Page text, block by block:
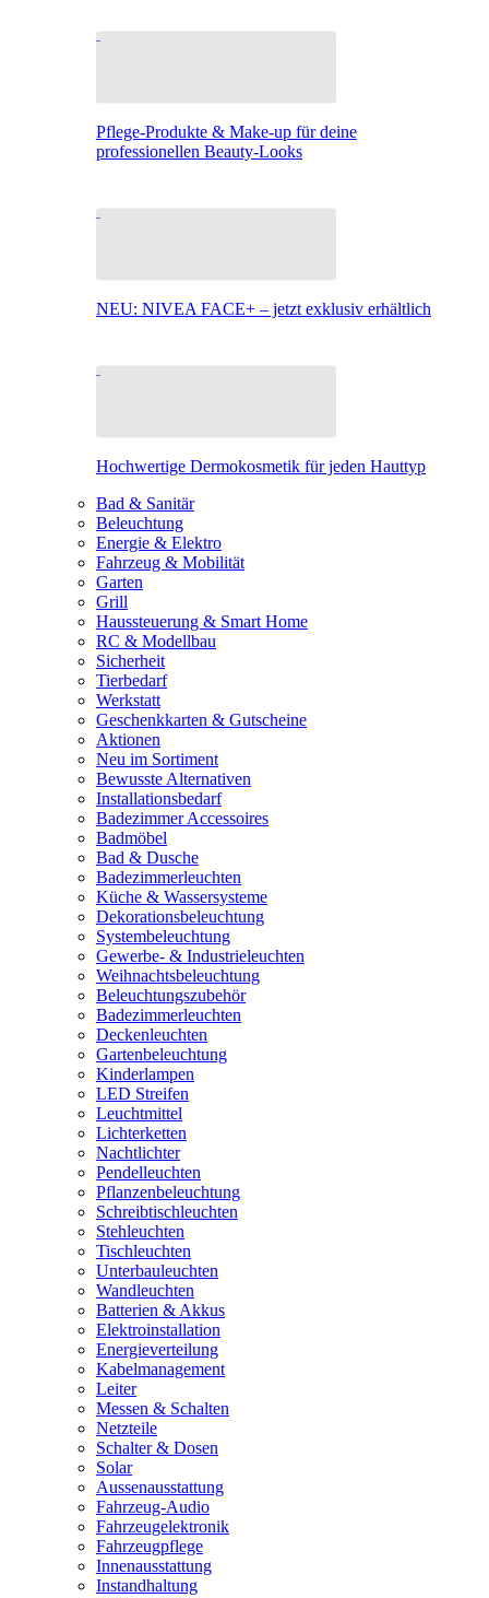
Pflege-Produkte & Make-up für deine
professionellen Beauty-Looks
NEU: NIVEA FACE+ – jetzt exklusiv erhältlich
Hochwertige Dermokosmetik für jeden Hauttyp
Bad & Sanitär
Beleuchtung
Energie & Elektro
Fahrzeug & Mobilität
Garten
Grill
Haussteuerung & Smart Home
RC & Modellbau
Sicherheit
Tierbedarf
Werkstatt
Geschenkkarten & Gutscheine
Aktionen
Neu im Sortiment
Bewusste Alternativen
Installationsbedarf
Badezimmer Accessoires
Badmöbel
Bad & Dusche
Badezimmerleuchten
Küche & Wassersysteme
Dekorationsbeleuchtung
Systembeleuchtung
Gewerbe- & Industrieleuchten
Weihnachtsbeleuchtung
Beleuchtungszubehör
Badezimmerleuchten
Deckenleuchten
Gartenbeleuchtung
Kinderlampen
LED Streifen
Leuchtmittel
Lichterketten
Nachtlichter
Pendelleuchten
Pflanzenbeleuchtung
Schreibtischleuchten
Stehleuchten
Tischleuchten
Unterbauleuchten
Wandleuchten
Batterien & Akkus
Elektroinstallation
Energieverteilung
Kabelmanagement
Leiter
Messen & Schalten
Netzteile
Schalter & Dosen
Solar
Aussenausstattung
Fahrzeug-Audio
Fahrzeugelektronik
Fahrzeugpflege
Innenausstattung
Instandhaltung